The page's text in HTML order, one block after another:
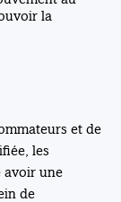
la
et de
les
avoir une
de